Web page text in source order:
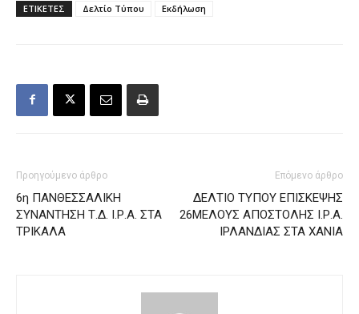
ΕΤΙΚΕΤΕΣ Δελτίο Τύπου Εκδήλωση
Προηγούμενο άρθρο
6η ΠΑΝΘΕΣΣΑΛΙΚΗ
ΣΥΝΑΝΤΗΣΗ Τ.Δ. Ι.Ρ.Α. ΣΤΑ
ΤΡΙΚΑΛΑ
Επόμενο άρθρο
ΔΕΛΤΙΟ ΤΥΠΟΥ ΕΠΙΣΚΕΨΗΣ
26ΜΕΛΟΥΣ ΑΠΟΣΤΟΛΗΣ Ι.Ρ.Α.
ΙΡΛΑΝΔΙΑΣ ΣΤΑ ΧΑΝΙΑ